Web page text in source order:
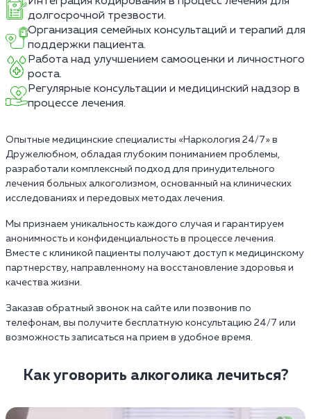
долгосрочной трезвости.
Организация семейных консультаций и терапий для
поддержки пациента.
Работа над улучшением самооценки и личностного
роста.
Регулярные консультации и медицинский надзор в
процессе лечения.
Опытные медицинские специалисты «Наркология 24/7» в
Дружелюбном, обладая глубоким пониманием проблемы,
разработали комплексный подход для принудительного
лечения больных алкоголизмом, основанный на клинических
исследованиях и передовых методах лечения.
Мы признаем уникальность каждого случая и гарантируем
анонимность и конфиденциальность в процессе лечения.
Вместе с клиникой пациенты получают доступ к медицинскому
партнерству, направленному на восстановление здоровья и
качества жизни.
Заказав обратный звонок на сайте или позвонив по
телефонам, вы получите бесплатную консультацию 24/7 или
возможность записаться на прием в удобное время.
Как уговорить алкоголика лечиться?